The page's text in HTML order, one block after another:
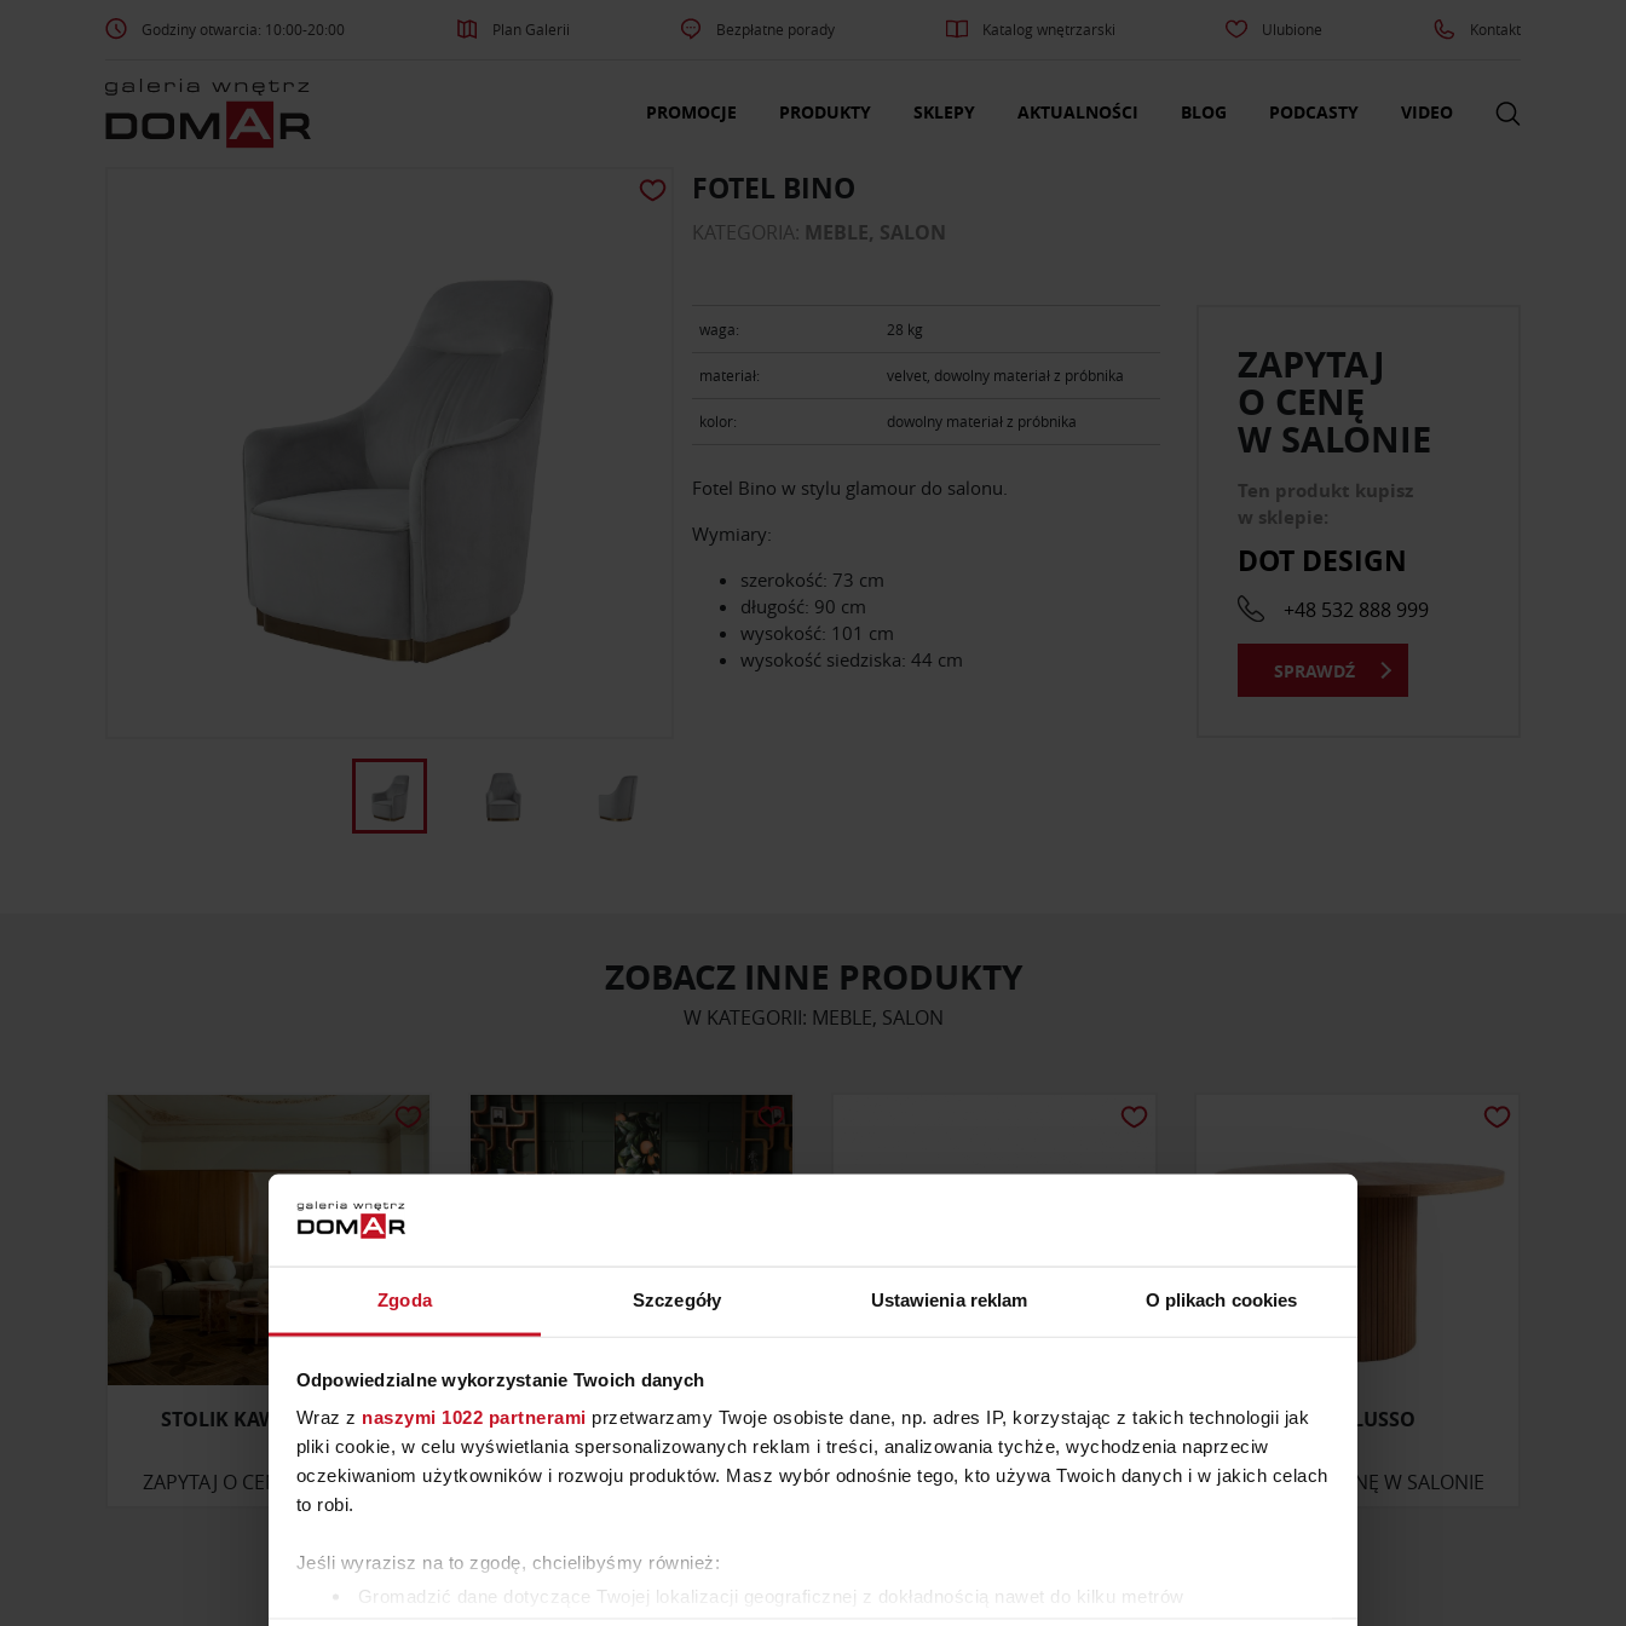
Zgoda Szczegóły Ustawienia reklam O plikach cookies
Odpowiedzialne wykorzystanie Twoich danych
Wraz z naszymi 1022 partnerami przetwarzamy Twoje osobiste dane, np. adres IP, korzystając z takich technologii jak
pliki cookie, w celu wyświetlania spersonalizowanych reklam i treści, analizowania tychże, wychodzenia naprzeciw
oczekiwaniom użytkowników i rozwoju produktów. Masz wybór odnośnie tego, kto używa Twoich danych i w jakich celach
to robi.
Jeśli wyrazisz na to zgodę, chcielibyśmy również:
Gromadzić dane dotyczące Twojej lokalizacji geograficznej z dokładnością nawet do kilku metrów
Godziny otwarcia: 10:00-20:00 Plan Galerii Bezpłatne porady Katalog wnętrzarski Ulubione Kontakt
PROMOCJE PRODUKTY SKLEPY AKTUALNOŚCI BLOG PODCASTY VIDEO
FOTEL BINO
KATEGORIA: MEBLE, SALON
waga: 28 kg
materiał: velvet, dowolny materiał z próbnika
kolor: dowolny materiał z próbnika
Fotel Bino w stylu glamour do salonu.
Wymiary:
szerokość: 73 cm
długość: 90 cm
wysokość: 101 cm
wysokość siedziska: 44 cm
ZAPYTAJ
O CENĘ
W SALONIE
Ten produkt kupisz
w sklepie:
DOT DESIGN
+48 532 888 999
SPRAWDŹ
ZOBACZ INNE PRODUKTY
W KATEGORII: MEBLE, SALON
STOLIK KAWOWY CINO
ZAPYTAJ O CENĘ W SALONIE
ŁÓŻKO 81248
ZAPYTAJ O CENĘ W SALONIE
FOTEL SOLID
ZAPYTAJ O CENĘ W SALONIE
STÓŁ LUSSO
ZAPYTAJ O CENĘ W SALONIE
ZOBACZ WSZYSTKIE PRODUKTY